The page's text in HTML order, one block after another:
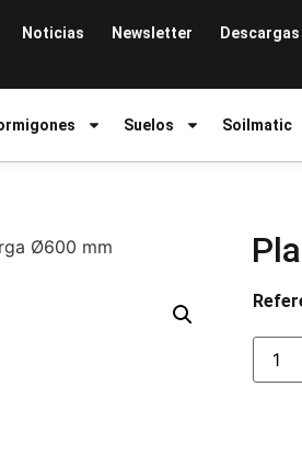
Noticias Newsletter Descargas
Suelos Soilmatic
Ø600 mm